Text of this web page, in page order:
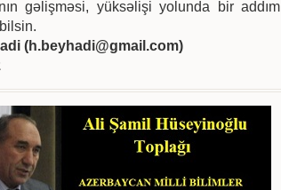
gəlişməsi, yüksəlişi yolunda bir addım
(h.beyhadi@gmail.com)